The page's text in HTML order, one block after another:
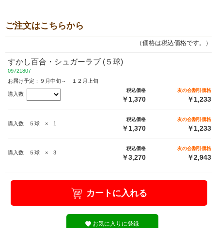
ご注文はこちらから
（価格は税込価格です。）
すかし百合・シュガーラブ (５球)
09721807
お届け予定：９月中旬～ １２月上旬
購入数
税込価格
￥1,370
友の会割引価格
￥1,233
購入数 ５球 × 1
税込価格
￥1,370
友の会割引価格
￥1,233
購入数 ５球 × 3
税込価格
￥3,270
友の会割引価格
￥2,943
カートに入れる
お気に入りに登録